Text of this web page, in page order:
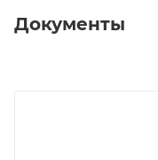
Документы